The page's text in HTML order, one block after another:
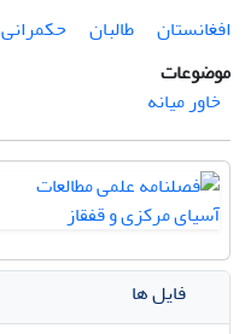
افغانستان
طالبان حکمرانی
موضوعات
خاور میانه
فایل ها